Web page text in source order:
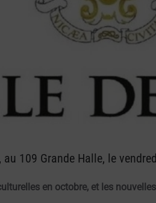
au 109 Grande Halle, le
en octobre, et les